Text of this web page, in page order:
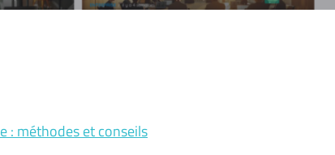
: méthodes et conseils